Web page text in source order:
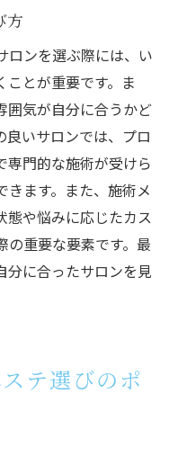
方
ロンを選ぶ際には、い
ことが重要です。ま
囲気が自分に合うかど
良いサロンでは、プロ
専門的な施術が受けら
きます。また、施術メ
態や悩みに応じたカス
の重要な要素です。最
分に合ったサロンを見
テ選びのポ